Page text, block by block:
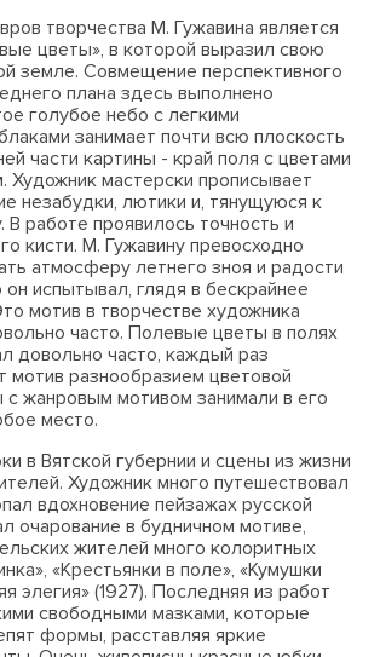
творчества М. Гужавина является
цветы», в которой выразил свою
земле. Совмещение перспективного
плана здесь выполнено
голубое небо с легкими
занимает почти всю плоскость
части картины - край поля с цветами
Художник мастерски прописывает
незабудки, лютики и, тянущуюся к
В работе проявилось точность и
кисти. М. Гужавину превосходно
атмосферу летнего зноя и радости
испытывал, глядя в бескрайнее
мотив в творчестве художника
часто. Полевые цветы в полях
довольно часто, каждый раз
мотив разнообразием цветовой
жанровым мотивом занимали в его
место.
в Вятской губернии и сцены из жизни
Художник много путешествовал
вдохновение пейзажах русской
очарование в будничном мотиве,
жителей много колоритных
«Крестьянки в поле», «Кумушки
элегия» (1927). Последняя из работ
свободными мазками, которые
формы, расставляя яркие